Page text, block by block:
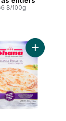
$/100g
au panier
Ajouter